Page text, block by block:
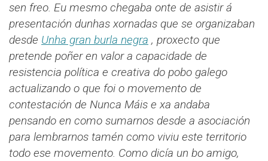
sen freo. Eu mesmo chegaba onte de asistir á
presentación dunhas xornadas que se organizaban
desde Unha gran burla negra , proxecto que
pretende poñer en valor a capacidade de
resistencia política e creativa do pobo galego
actualizando o que foi o movemento de
contestación de Nunca Máis e xa andaba
pensando en como sumarnos desde a asociación
para lembrarnos tamén como viviu este territorio
todo ese movemento. Como dicía un bo amigo,